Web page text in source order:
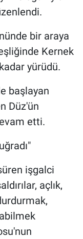
bir araya
Kernek
yürüdü.
başlayan
Düz'ün
etti.
işgalci
açlık,